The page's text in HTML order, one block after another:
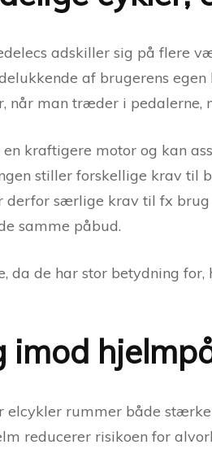
adskiller sig på flere
af brugerens
når man træder i pedalerne,
kraftigere motor og kan
stiller forskellige krav til
derfor særlige krav til fx
samme påbud.
da de har stor betydning
elcykler rummer både
reducerer risikoen for